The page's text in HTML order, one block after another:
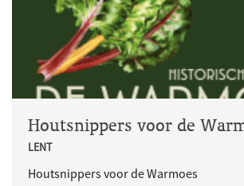
Houtsnippers voor de
LENT
Houtsnippers voor de Warmoes